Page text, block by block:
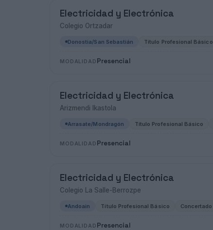
Electricidad y Electrónica
Colegio Ortzadar
Donostia/San Sebastián Título Profesional Básico
MODALIDAD Presencial
Electricidad y Electrónica
Arizmendi Ikastola
Arrasate/Mondragón Título Profesional Básico
MODALIDAD Presencial
Electricidad y Electrónica
Colegio La Salle-Berrozpe
Andoain Título Profesional Básico Concertado
MODALIDAD Presencial